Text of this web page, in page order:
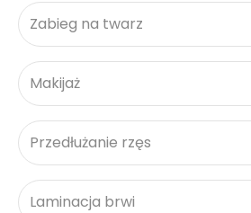
Zabieg na twarz
Makijaż
Przedłużanie rzęs
Laminacja brwi